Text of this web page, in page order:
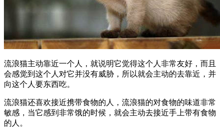
流浪猫主动靠近一个人，就说明它觉得这个人非常友好，而且
会感觉到这个人对它并没有威胁，所以就会主动的去靠近，并
向这个人要东西吃。
流浪猫还喜欢接近携带食物的人，流浪猫的对食物的味道非常
敏感，当它感到非常饿的时候，就会主动去接近手上带有食物
的人。